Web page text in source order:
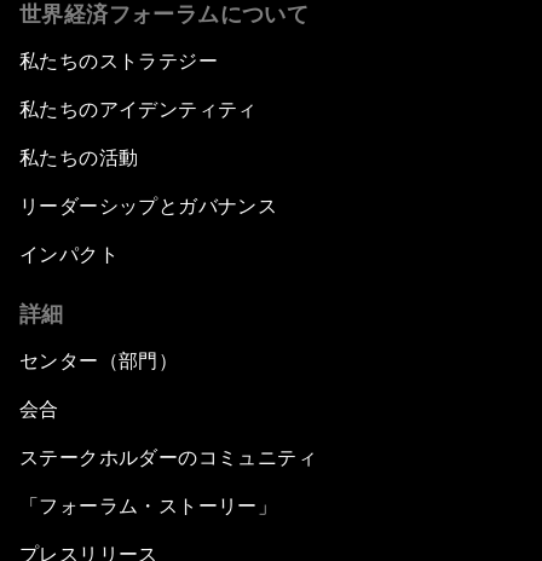
世界経済フォーラムについて
私たちのストラテジー
私たちのアイデンティティ
私たちの活動
リーダーシップとガバナンス
インパクト
詳細
センター（部門）
会合
ステークホルダーのコミュニティ
「フォーラム・ストーリー」
プレスリリース